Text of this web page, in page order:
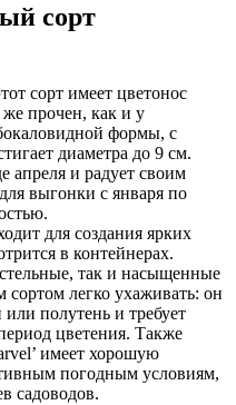
сорт
сорт имеет цветонос
прочен, как и у
формы, с
диаметра до 9 см.
апреля и радует своим
выгонки с января по
для создания ярких
в контейнерах.
так и насыщенные
сортом легко ухаживать: он
полутень и требует
цветения. Также
имеет хорошую
погодным условиям,
садоводов.